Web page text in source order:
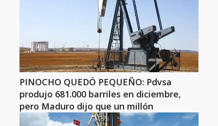
PINOCHO QUEDÓ PEQUEÑO: Pdvsa
produjo 681.000 barriles en diciembre,
pero Maduro dijo que un millón